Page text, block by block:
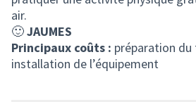
air.
🙂JAUMES
Principaux coûts : préparation
installation de l’équipement